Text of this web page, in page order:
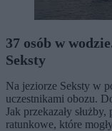
37 osób w
Seksty
Na jeziorze Seksty w
uczestnikami obozu.
Jak przekazały
ratunkowe, które